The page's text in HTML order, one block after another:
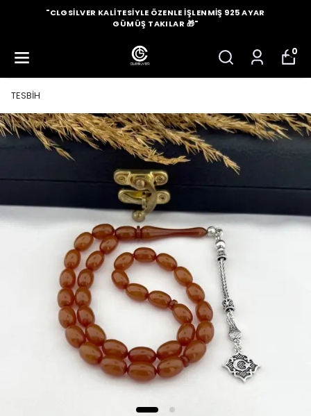
"CLGSILVER KALITESIYLE ÖZENLE İŞLENMIŞ 925 AYAR
GÜMÜŞ TAKILAR 🎁"
0
TESBİH